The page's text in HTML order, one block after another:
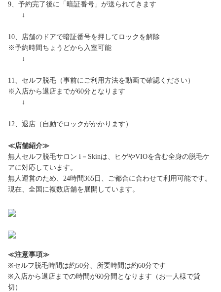
9、予約完了後に「暗証番号」が送られてきます
↓
10、店舗のドアで暗証番号を押してロックを解除
※予約時間ちょうどから入室可能
↓
11、セルフ脱毛（事前にご利用方法を動画で確認ください）
※入店から退店までが60分となります
↓
12、退店（自動でロックがかかります）
≪店舗紹介≫
無人セルフ脱毛サロン i－Skinは、ヒゲやVIOを含む全身の脱毛ケ
アに対応しています。
無人運営のため、24時間365日、ご都合に合わせて利用可能です。
現在、全国に複数店舗を展開しています。
≪注意事項≫
※セルフ脱毛時間は約50分、所要時間は約60分です
※入店から退店までの時間が60分間となります（お一人様で貸
切）